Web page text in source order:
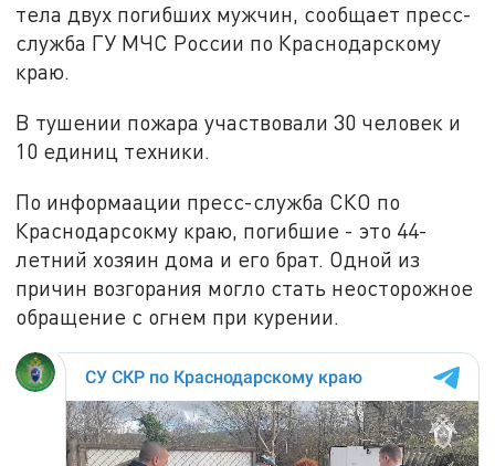
тела двух погибших мужчин, сообщает пресс-
служба ГУ МЧС России по Краснодарскому
краю.
В тушении пожара участвовали 30 человек и
10 единиц техники.
По информаации пресс-служба СКО по
Краснодарсокму краю, погибшие - это 44-
летний хозяин дома и его брат. Одной из
причин возгорания могло стать неосторожное
обращение с огнем при курении.